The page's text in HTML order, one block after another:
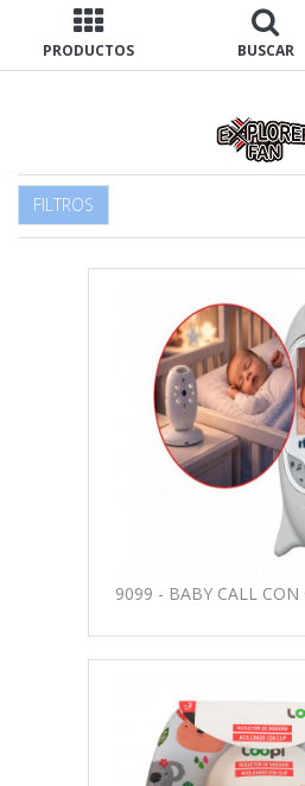
PRODUCTOS BUSCAR
FILTROS
9099 - BABY CALL CON